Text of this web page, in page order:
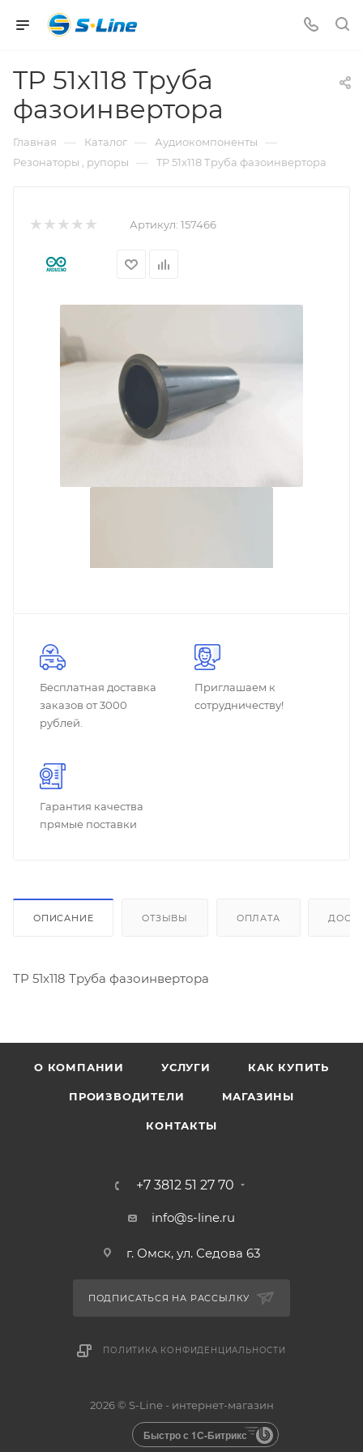
TP 51x118 Труба
фазоинвертора
Главная — Каталог — Аудиокомпоненты —
Резонаторы , рупоры — TP 51x118 Труба фазоинвертора
Артикул: 157466
Бесплатная доставка
заказов от 3000
рублей.
Приглашаем к
сотрудничеству!
Гарантия качества
прямые поставки
ОПИСАНИЕ ОТЗЫВЫ ОПЛАТА
TP 51x118 Труба фазоинвертора
О КОМПАНИИ УСЛУГИ КАК КУПИТЬ
ПРОИЗВОДИТЕЛИ МАГАЗИНЫ
КОНТАКТЫ
+7 3812 51 27 70
info@s-line.ru
г. Омск, ул. Седова 63
ПОДПИСАТЬСЯ НА РАССЫЛКУ
ПОЛИТИКА КОНФИДЕНЦИАЛЬНОСТИ
2026 © S-Line - интернет-магазин
Быстро с 1С-Битрикс